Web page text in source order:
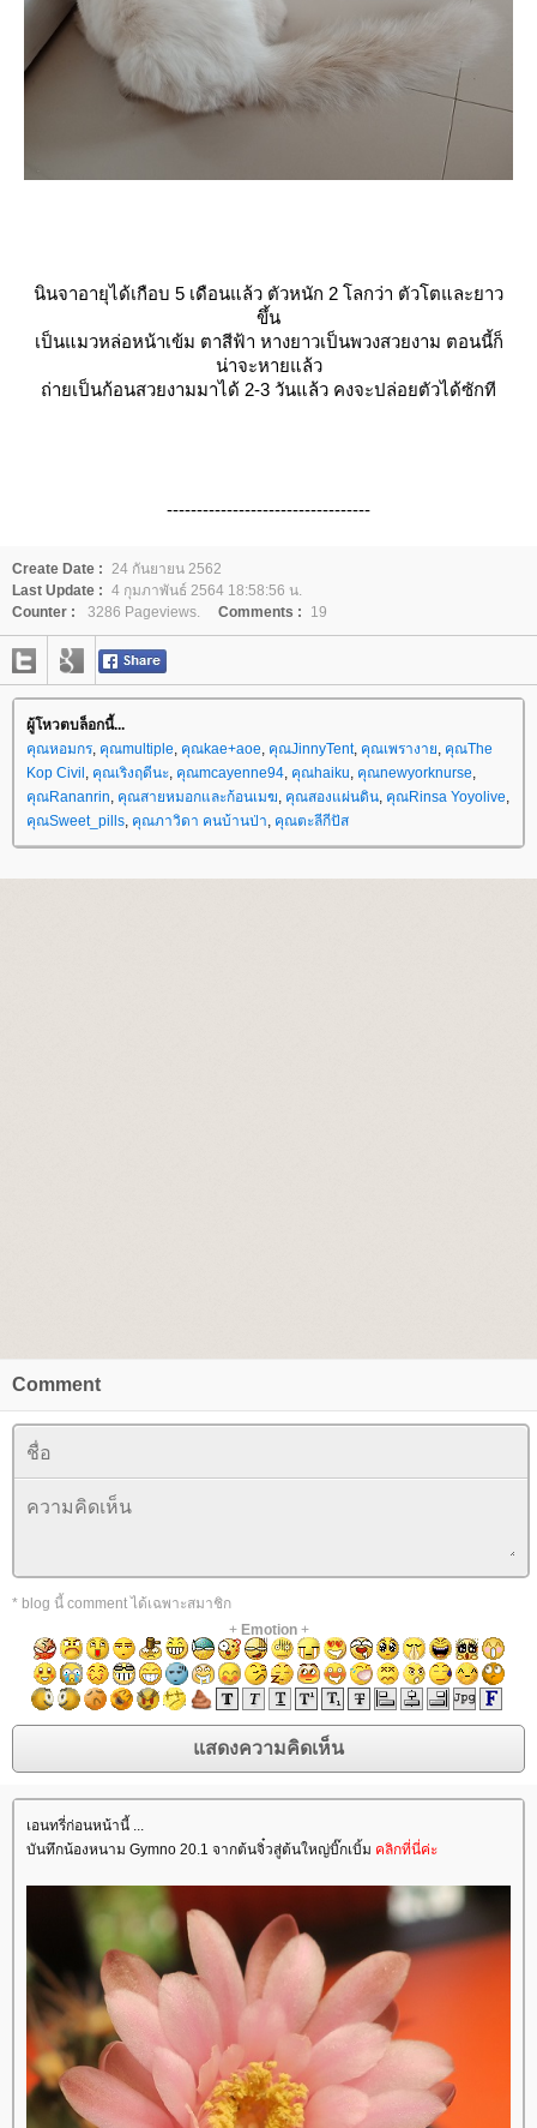
นินจาอายุได้เกือบ 5 เดือนแล้ว ตัวหนัก 2 โลกว่า ตัวโตและยาว
ขึ้น
เป็นแมวหล่อหน้าเข้ม ตาสีฟ้า หางยาวเป็นพวงสวยงาม ตอนนี้ก็
น่าจะหายแล้ว
ถ่ายเป็นก้อนสวยงามมาได้ 2-3 วันแล้ว คงจะปล่อยตัวได้ซักที
----------------------------------
Create Date :
24 กันยายน 2562
Last Update : 4 กุมภาพันธ์ 2564 18:58:56 น.
Counter :
3286 Pageviews. Comments : 19
ผู้โหวตบล็อกนี้...
คุณหอมกร คุณmultiple คุณkae+aoe คุณJinnyTent, คุณเพรางา คุณThe
Kop Civil คุณเริงฤดีนะ คุณmcayenne94 คุณhaiku คุณnewyorknurse
คุณRananrin คุณสายหมอกและก้อนเมฆ คุณสองแผ่นดิน คุณRinsa Yoyolive
คุณSweet_pills คุณภาวิดา คนบ้านป่า คุณตะลีกีปัส
Comment
* blog นี้ comment ได้เฉพาะสมาชิก
+ Emotion+
เอนทรี่ก่อนหน้านี้ ...
บันทึกน้องหนาม Gymno 20.1 จากต้นจิ๋วสู่ต้นใหญ่บิ๊กเบิ้ม คลิกที่นี่ค่ะ